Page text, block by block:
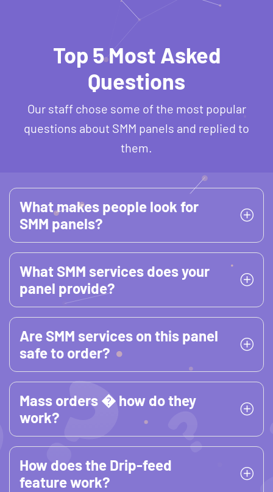
Top 5 Most Asked
Questions
Our staff chose some of the most popular
questions about SMM panels and replied to
them.
What makes people look for
SMM panels?
What SMM services does your
panel provide?
Are SMM services on this panel
safe to order?
Mass orders � how do they
work?
How does the Drip-feed
feature work?